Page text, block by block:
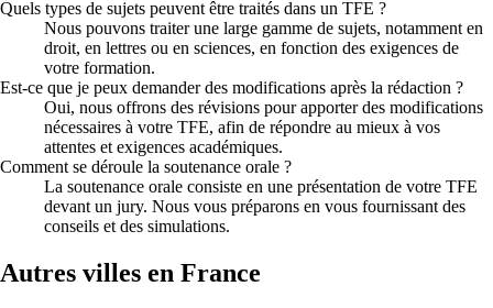
Quels types de sujets peuvent être traités dans un TFE ?
Nous pouvons traiter une large gamme de sujets, notamment en
droit, en lettres ou en sciences, en fonction des exigences de
votre formation.
Est-ce que je peux demander des modifications après la rédaction ?
Oui, nous offrons des révisions pour apporter des modifications
nécessaires à votre TFE, afin de répondre au mieux à vos
attentes et exigences académiques.
Comment se déroule la soutenance orale ?
La soutenance orale consiste en une présentation de votre TFE
devant un jury. Nous vous préparons en vous fournissant des
conseils et des simulations.
Autres villes en France